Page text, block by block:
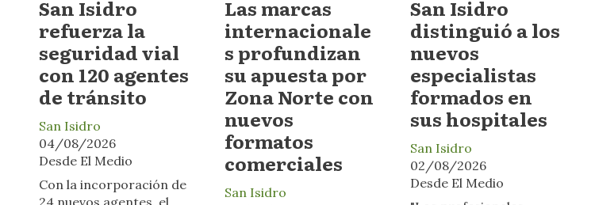
San Isidro
refuerza la
seguridad vial
con 120 agentes
de tránsito
Desde El Medio
San Isidro
04/08/2026
Con la incorporación de
24 nuevos agentes, el
Las marcas
internacionale
s profundizan
su apuesta por
Zona Norte con
nuevos
formatos
comerciales
San Isidro
San Isidro
distinguió a los
nuevos
especialistas
formados en
sus hospitales
Desde El Medio
San Isidro
02/08/2026